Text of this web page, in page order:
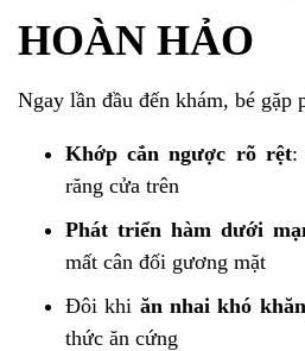
HOÀN HẢO
Ngay lần đầu đến khám, bé gặp
Khớp cắn ngược rõ rệt:
răng cửa trên
Phát triển hàm dưới
mất cân đối gương mặt
Đôi khi ăn nhai khó khăn
thức ăn cứng